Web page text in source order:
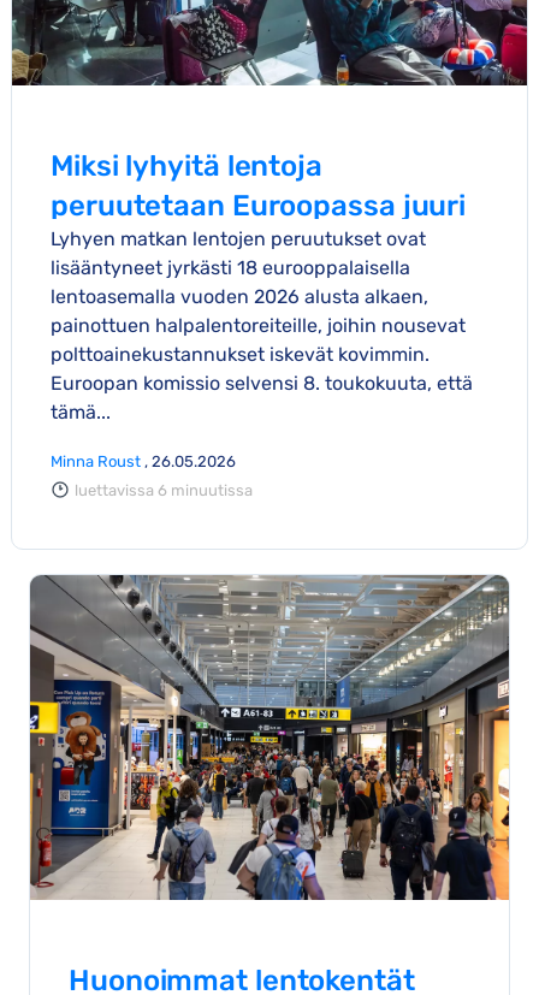
Miksi lyhyitä lentoja
peruutetaan Euroopassa juuri
nyt
Lyhyen matkan lentojen peruutukset ovat
lisääntyneet jyrkästi 18 eurooppalaisella
lentoasemalla vuoden 2026 alusta alkaen,
painottuen halpalentoreiteille, joihin nousevat
polttoainekustannukset iskevät kovimmin.
Euroopan komissio selvensi 8. toukokuuta, että
tämä...
Minna Roust , 26.05.2026
luettavissa 6 minuutissa
Huonoimmat lentokentät